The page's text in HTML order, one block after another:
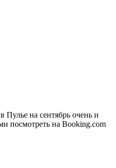
Пулье на сентябрь очень и
посмотреть на Booking.com